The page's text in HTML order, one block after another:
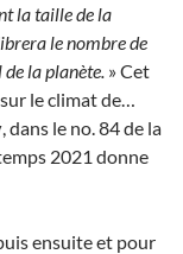
la taille de la
le nombre de
de la planète. » Cet
sur le climat de…
, dans le no. 84 de la
2021 donne
ensuite et pour